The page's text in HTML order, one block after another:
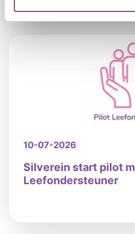
10-07-2026
Silverein start pilot
Leefondersteuner